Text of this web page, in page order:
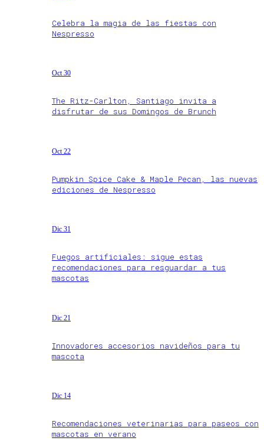
Celebra la magia de las fiestas con
Nespresso
Oct 30
The Ritz-Carlton, Santiago invita a
disfrutar de sus Domingos de Brunch
Oct 22
Pumpkin Spice Cake & Maple Pecan, las nuevas
ediciones de Nespresso
Dic 31
Fuegos artificiales: sigue estas
recomendaciones para resguardar a tus
mascotas
Dic 21
Innovadores accesorios navideños para tu
mascota
Dic 14
Recomendaciones veterinarias para paseos con
mascotas en verano